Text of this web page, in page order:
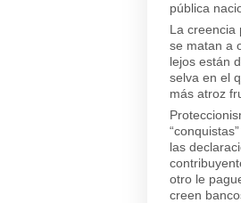
pública
La creencia
se matan a
lejos están
selva en el
más atroz
las
otro le
creen